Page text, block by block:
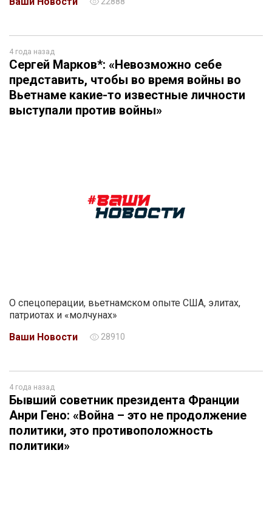
4 года назад
Сергей Марков*: «Невозможно себе
представить, чтобы во время войны во
Вьетнаме какие-то известные личности
выступали против войны»
О спецоперации, вьетнамском опыте США, элитах,
патриотах и «молчунах»
Ваши Новости
28910
4 года назад
Бывший советник президента Франции
Анри Гено: «Война – это не продолжение
политики, это противоположность
политики»